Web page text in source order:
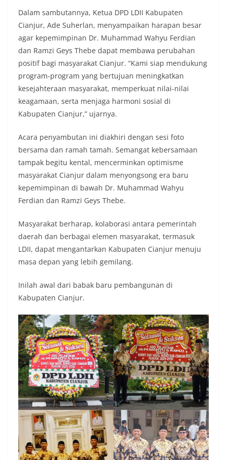
Dalam sambutannya, Ketua DPD LDII Kabupaten
Cianjur, Ade Suherlan, menyampaikan harapan besar
agar kepemimpinan Dr. Muhammad Wahyu Ferdian
dan Ramzi Geys Thebe dapat membawa perubahan
positif bagi masyarakat Cianjur. “Kami siap mendukung
program-program yang bertujuan meningkatkan
kesejahteraan masyarakat, memperkuat nilai-nilai
keagamaan, serta menjaga harmoni sosial di
Kabupaten Cianjur,” ujarnya.
Acara penyambutan ini diakhiri dengan sesi foto
bersama dan ramah tamah. Semangat kebersamaan
tampak begitu kental, mencerminkan optimisme
masyarakat Cianjur dalam menyongsong era baru
kepemimpinan di bawah Dr. Muhammad Wahyu
Ferdian dan Ramzi Geys Thebe.
Masyarakat berharap, kolaborasi antara pemerintah
daerah dan berbagai elemen masyarakat, termasuk
LDII, dapat mengantarkan Kabupaten Cianjur menuju
masa depan yang lebih gemilang.
Inilah awal dari babak baru pembangunan di
Kabupaten Cianjur.